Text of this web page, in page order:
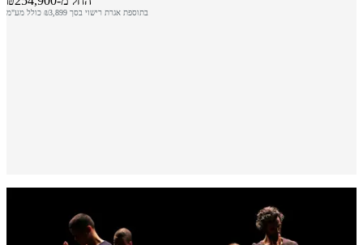
בתוספת אגרת רישוי בסך ₪3,899 כולל מע"מ